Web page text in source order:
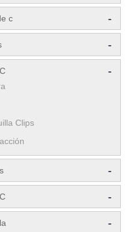
c -
-
-
Clips
-
-
-